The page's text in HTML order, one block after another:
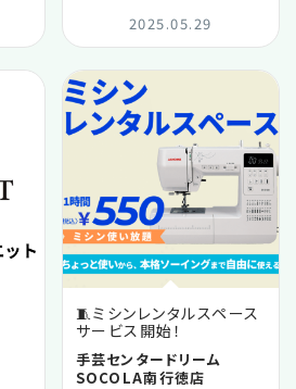
2025.05.29
🧵ミシンレンタルスペース
サービス開始！
手芸センタードリーム
SOCOLA南行徳店